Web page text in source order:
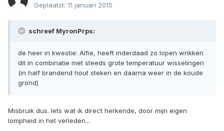
Geplaatst: 11 januari 2015
schreef MyronPrps:
de heer in kwestie: Alfie, heeft inderdaad zo lopen wrikken
dit in combinatie met steeds grote temperatuur wisselingen
(in half brandend hout steken en daarna weer in de koude
grond)
Misbruik dus. Iets wat ik direct herkende, door mijn eigen
lompheid in het verleden...